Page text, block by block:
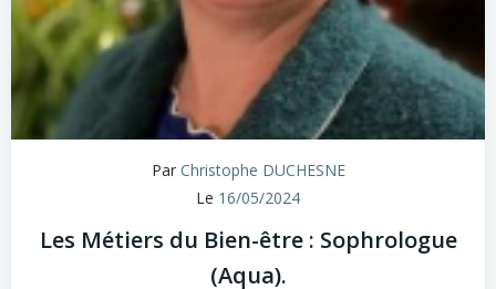
Par Christophe DUCHESNE
Le 16/05/2024
Les Métiers du Bien-être : Sophrologue
(Aqua).